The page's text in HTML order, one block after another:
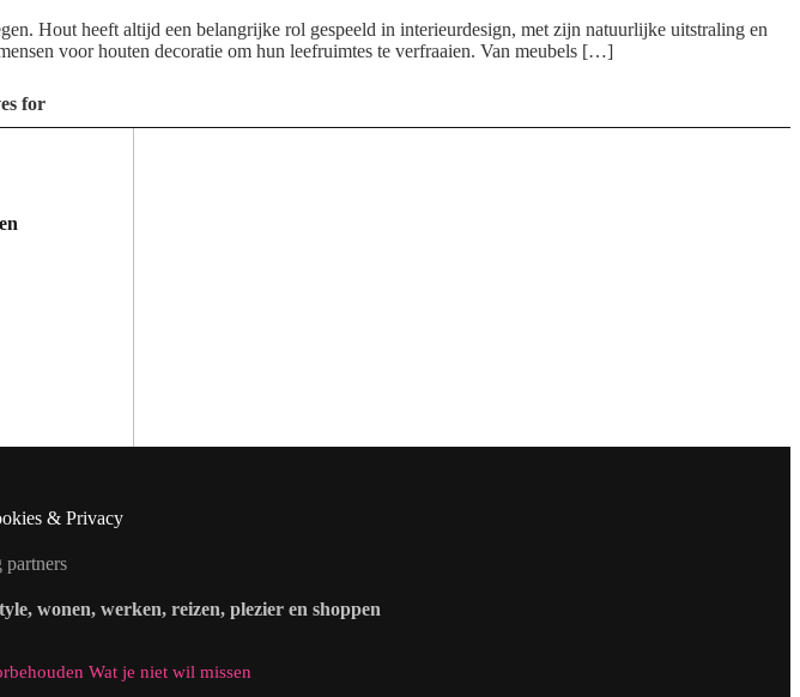
Hout heeft altijd een belangrijke rol gespeeld in interieurdesign, met zijn natuurlijke uitstraling en
voor houten decoratie om hun leefruimtes te verfraaien. Van meubels […]
for
& Privacy
wonen, werken, reizen, plezier en shoppen
Wat je niet wil missen